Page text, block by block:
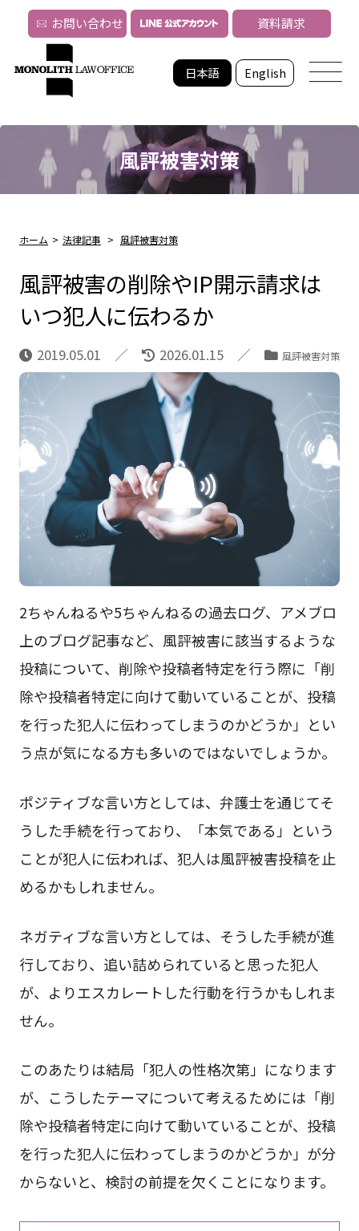
日本語 English
お問い合わせ 資料請求
風評被害対策
ホーム > 法律記事 > 風評被害対策
風評被害の削除やIP開示請求は
いつ犯人に伝わるか
2019.05.01 2026.01.15 風評被害対策
2ちゃんねるや5ちゃんねるの過去ログ、アメブロ
上のブログ記事など、風評被害に該当するような
投稿について、削除や投稿者特定を行う際に「削
除や投稿者特定に向けて動いていることが、投稿
を行った犯人に伝わってしまうのかどうか」とい
う点が気になる方も多いのではないでしょうか。
ポジティブな言い方としては、弁護士を通じてそ
うした手続を行っており、「本気である」という
ことが犯人に伝われば、犯人は風評被害投稿を止
めるかもしれません。
ネガティブな言い方としては、そうした手続が進
行しており、追い詰められていると思った犯人
が、よりエスカレートした行動を行うかもしれま
せん。
このあたりは結局「犯人の性格次第」になります
が、こうしたテーマについて考えるためには「削
除や投稿者特定に向けて動いていることが、投稿
を行った犯人に伝わってしまうのかどうか」が分
からないと、検討の前提を欠くことになります。